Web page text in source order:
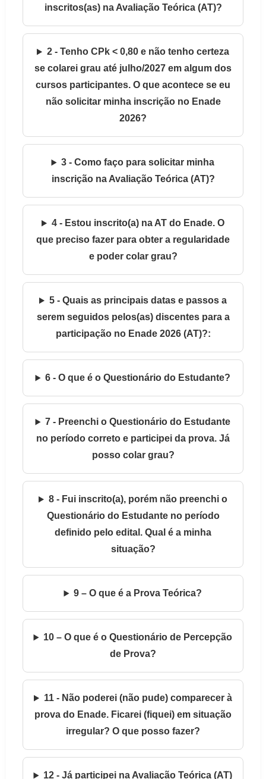
inscritos(as) na Avaliação Teórica (AT)?
2 - Tenho CPk < 0,80 e não tenho certeza
se colarei grau até julho/2027 em algum dos
cursos participantes. O que acontece se eu
não solicitar minha inscrição no Enade
2026?
3 - Como faço para solicitar minha
inscrição na Avaliação Teórica (AT)?
4 - Estou inscrito(a) na AT do Enade. O
que preciso fazer para obter a regularidade
e poder colar grau?
5 - Quais as principais datas e passos a
serem seguidos pelos(as) discentes para a
participação no Enade 2026 (AT)?:
6 - O que é o Questionário do Estudante?
7 - Preenchi o Questionário do Estudante
no período correto e participei da prova. Já
posso colar grau?
8 - Fui inscrito(a), porém não preenchi o
Questionário do Estudante no período
definido pelo edital. Qual é a minha
situação?
9 – O que é a Prova Teórica?
10 – O que é o Questionário de Percepção
de Prova?
11 - Não poderei (não pude) comparecer à
prova do Enade. Ficarei (fiquei) em situação
irregular? O que posso fazer?
12 - Já participei na Avaliação Teórica (AT)